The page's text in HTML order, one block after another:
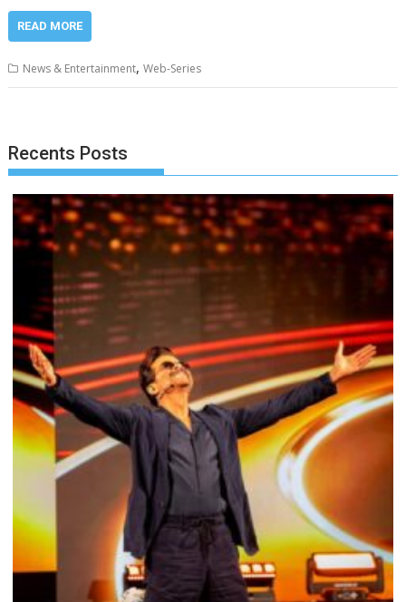
READ MORE
News & Entertainment,Web-Series
Recents Posts